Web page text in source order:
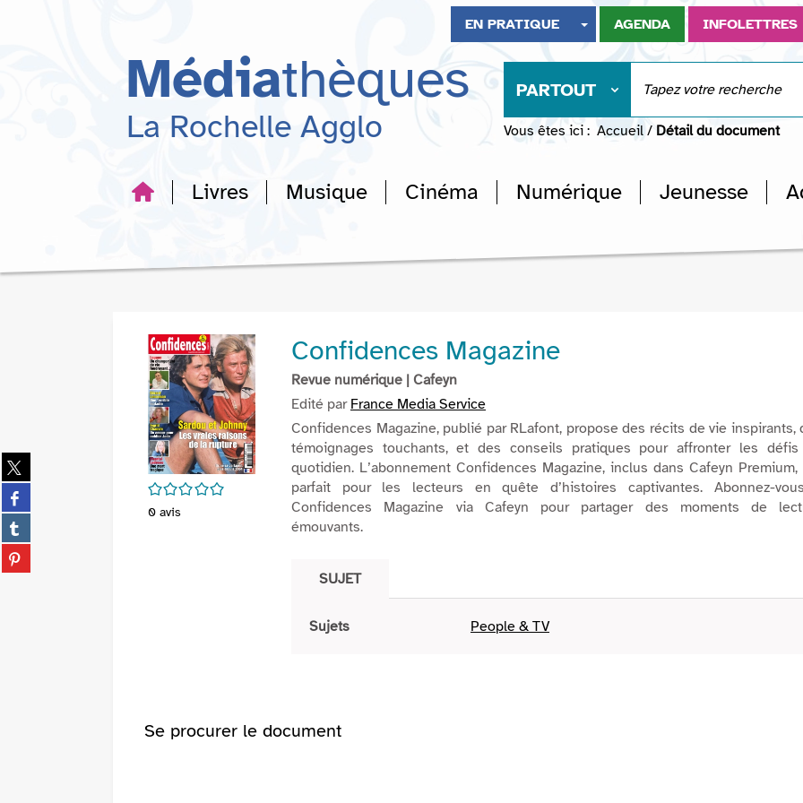
recherche
EN PRATIQUE AGENDA INFOLETTRES
Médiathèques
La Rochelle Agglo
PARTOUT
Vous êtes ici : Accueil / Détail du document
Livres Musique Cinéma Numérique Jeunesse
Partager
sur
twitter
(Nouvelle
fenêtre)
Partager
sur
facebook
(Nouvelle
fenêtre)
Partager
sur
tumblr
Partager
sur
/5
0 avis
Confidences Magazine
Revue numérique | Cafeyn
Edité par France Media Service
Confidences Magazine, publié par RLafont, propose des récits de vie inspirants,
témoignages touchants, et des conseils pratiques pour affronter les
quotidien. L’abonnement Confidences Magazine, inclus dans Cafeyn Premium,
parfait pour les lecteurs en quête d’histoires captivantes. Abonnez-
Confidences Magazine via Cafeyn pour partager des moments de
émouvants.
SUJET
Sujets People & TV
Se procurer le document